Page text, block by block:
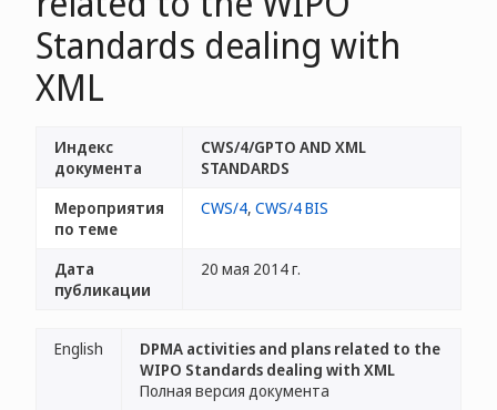
Standards dealing with
XML
Индекс
документа
CWS/4/GPTO AND XML
STANDARDS
Мероприятия
по теме
CWS/4, CWS/4 BIS
Дата
публикации
20 мая 2014 г.
English
DPMA activities and plans related to the
WIPO Standards dealing with XML
Полная версия документа